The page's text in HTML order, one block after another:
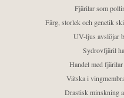
Fjärilar som
Färg, storlek och genetik
UV-ljus avslöjar
Sydrovfjäril
Handel med
Vätska i
Drastisk minskning